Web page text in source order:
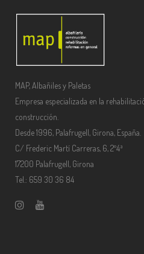
MAP, Albañiles y Paletas
Empresa especializada en la
construcción.
Desde 1996, Palafrugell, Girona, España.
C/ Frederic Martí Carreras, 6, 2º4ª
17200 Palafrugell, Girona
Tel.: 659 30 36 84